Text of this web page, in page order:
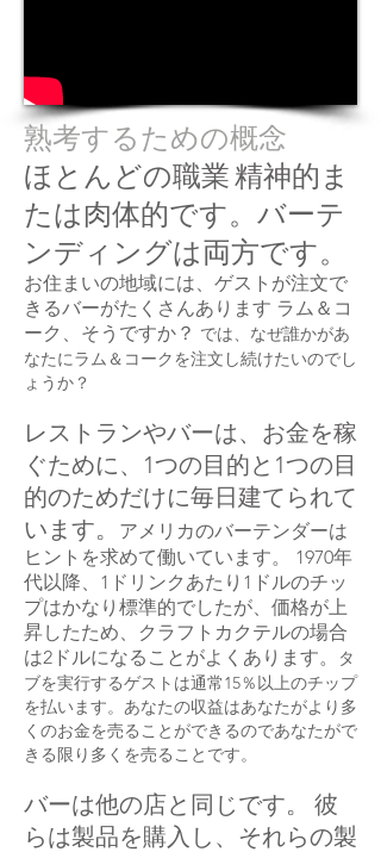
熟考するための概念
ほとんどの職業精神的ま
たは肉体的です。バーテ
ンディングは両方です。
お住まいの地域には、ゲストが注文で
きるバーがたくさんあります ラム＆コ
ーク、そうですか？ では、なぜ誰かがあ
なたにラム＆コークを注文し続けたいのでし
ょうか？
レストランやバーは、お金を稼
ぐために、1つの目的と1つの目
的のためだけに毎日建てられて
います。
アメリカのバーテンダーは
ヒントを求めて働いています。 1970年
代以降、1ドリンクあたり1ドルのチッ
プはかなり標準的でしたが、価格が上
昇したため、クラフトカクテルの場合
は2ドルになることがよくあります。
タ
ブを実行するゲストは通常15％以上のチップ
を払います。あなたの収益はあなたがより多
くのお金を売ることができるのであなたがで
きる限り多くを売ることです。
バーは他の店と同じです。
彼
らは製品を購入し、それらの製